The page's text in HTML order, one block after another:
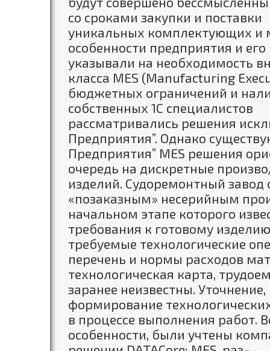
со сроками закупки и поставки
уникальных комплектующих и
особенности предприятия и
указывали на необходимость
класса MES (Manufacturing
бюджетных ограничений и
собственных 1С специалистов
рассматривались решения
Предприятия”. Однако
Предприятия” MES решения
очередь на дискретные
изделий. Судоремонтный завод
«позаказным» несерийным
начальном этапе которого
требования к готовому
требуемые технологические
перечень и нормы расходов
технологическая карта,
заранее неизвестны.
формирование
в процессе выполнения работ.
особенности, были учтены